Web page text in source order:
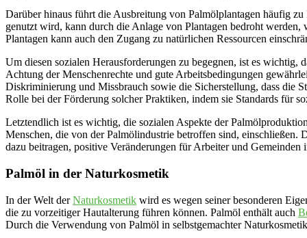
Darüber hinaus führt die Ausbreitung von Palmölplantagen häufig
genutzt wird, kann durch die Anlage von Plantagen bedroht
Plantagen kann auch den Zugang zu natürlichen Ressourcen
Um diesen sozialen Herausforderungen zu begegnen, ist es
Achtung der Menschenrechte und gute Arbeitsbedingungen
Diskriminierung und Missbrauch sowie die Sicherstellung, dass die
Rolle bei der Förderung solcher Praktiken, indem sie Standards für
Letztendlich ist es wichtig, die sozialen Aspekte der
Menschen, die von der Palmölindustrie betroffen sind, einschließen.
dazu beitragen, positive Veränderungen für Arbeiter und
Palmöl in der Naturkosmetik
In der Welt derNaturkosmetik wird es wegen seiner besonderen
die zu vorzeitiger Hautalterung führen können. Palmöl enthält auch
Durch die Verwendung von Palmöl in selbstgemachter